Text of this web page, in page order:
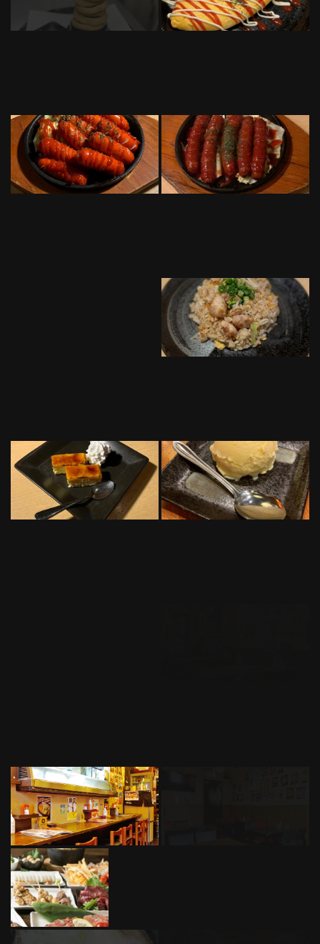
照片 | 50円焼き鳥 絶好鳥 市川店
千葉県市川市市川１-２-５ オッセイビル２階
https://akr8213898010.owst.jp/gallery
お店情報をコピー
閉じる